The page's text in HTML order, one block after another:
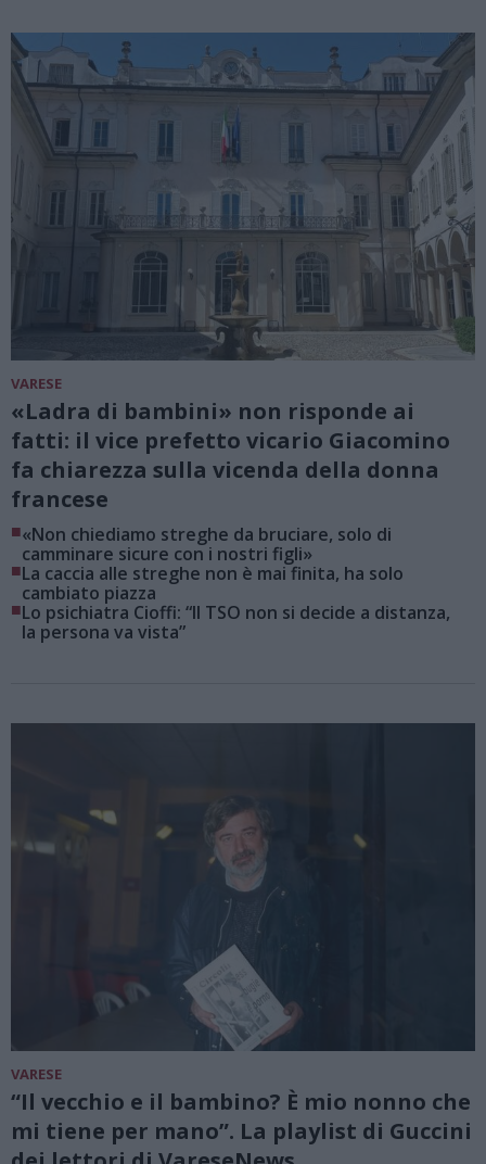
VARESE
«Ladra di bambini» non risponde ai
fatti: il vice prefetto vicario Giacomino
fa chiarezza sulla vicenda della donna
francese
■«Non chiediamo streghe da bruciare, solo di
camminare sicure con i nostri figli»
■La caccia alle streghe non è mai finita, ha solo
cambiato piazza
■Lo psichiatra Cioffi: “Il TSO non si decide a distanza,
la persona va vista”
VARESE
“Il vecchio e il bambino? È mio nonno che
mi tiene per mano”. La playlist di Guccini